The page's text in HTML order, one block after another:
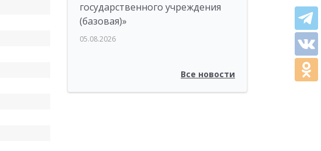
государственного учреждения
(базовая)»
05.08.2026
Все новости